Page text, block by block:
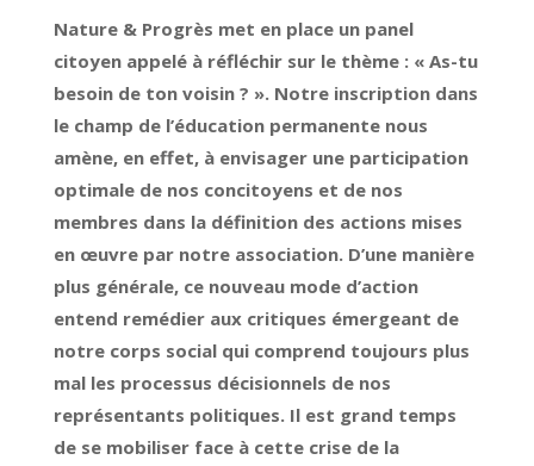
Nature & Progrès met en place un panel
citoyen appelé à réfléchir sur le thème : « As-tu
besoin de ton voisin ? ». Notre inscription dans
le champ de l’éducation permanente nous
amène, en effet, à envisager une participation
optimale de nos concitoyens et de nos
membres dans la définition des actions mises
en œuvre par notre association. D’une manière
plus générale, ce nouveau mode d’action
entend remédier aux critiques émergeant de
notre corps social qui comprend toujours plus
mal les processus décisionnels de nos
représentants politiques. Il est grand temps
de se mobiliser face à cette crise de la